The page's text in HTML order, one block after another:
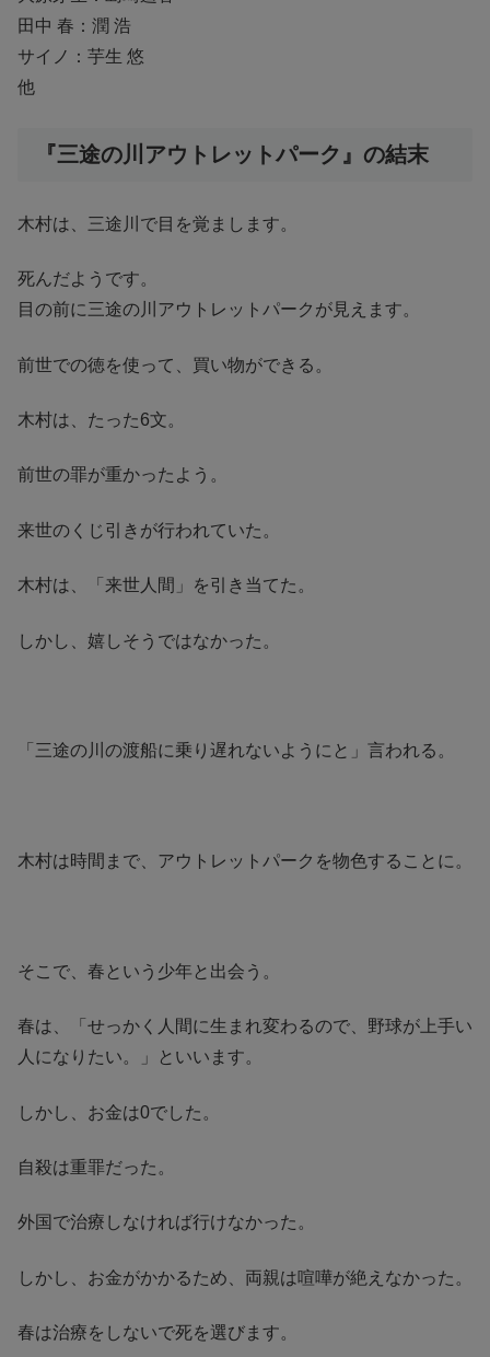
田中 春：潤 浩
サイノ：芋生 悠
他
『三途の川アウトレットパーク』の結末
木村は、三途川で目を覚まします。
死んだようです。
目の前に三途の川アウトレットパークが見えます。
前世での徳を使って、買い物ができる。
木村は、たった6文。
前世の罪が重かったよう。
来世のくじ引きが行われていた。
木村は、「来世人間」を引き当てた。
しかし、嬉しそうではなかった。
「三途の川の渡船に乗り遅れないようにと」言われる。
木村は時間まで、アウトレットパークを物色することに。
そこで、春という少年と出会う。
春は、「せっかく人間に生まれ変わるので、野球が上手い
人になりたい。」といいます。
しかし、お金は0でした。
自殺は重罪だった。
外国で治療しなければ行けなかった。
しかし、お金がかかるため、両親は喧嘩が絶えなかった。
春は治療をしないで死を選びます。